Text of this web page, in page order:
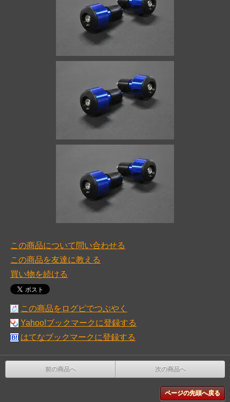
この商品について問い合わせる
この商品を友達に教える
買い物を続ける
この商品をログピでつぶやく
Yahoo!ブックマークに登録する
はてなブックマークに登録する
前の商品へ 次の商品へ
ページの先頭へ戻る